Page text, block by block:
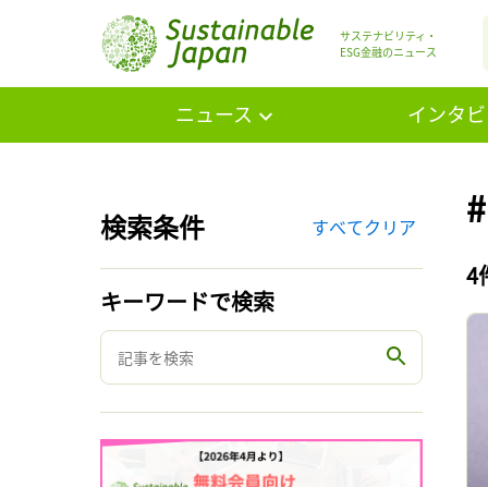
サステナビリティ・
ESG金融のニュース
ニュース インタ
検索条件 すべてクリア
キーワードで検索
4